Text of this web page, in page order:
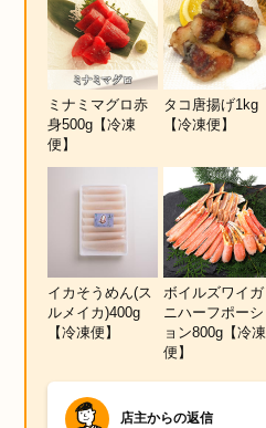
築地魚群facebook
ミナミマグロ赤
身500g【冷凍
便】
タコ唐揚げ1kg
【冷凍便】
イカそうめん(ス
ルメイカ)400g
【冷凍便】
ボイルズワイガ
ニハーフポーシ
ョン800g【冷凍
便】
店主からの返信